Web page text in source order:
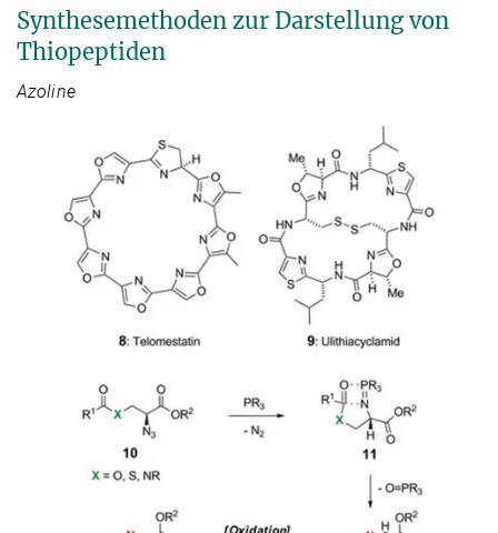
Synthesemethoden zur Darstellung von
Thiopeptiden
Azoline